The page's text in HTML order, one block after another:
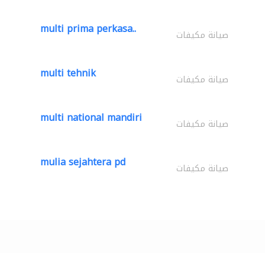
multi prima perkasa.. صيانة مكيفات
multi tehnik صيانة مكيفات
multi national mandiri صيانة مكيفات
mulia sejahtera pd صيانة مكيفات